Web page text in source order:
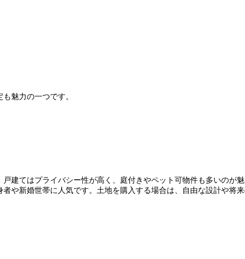
魅力の一つです。
建てはプライバシー性が高く、庭付きやペット可物件も多いのが
や新婚世帯に人気です。土地を購入する場合は、自由な設計や将